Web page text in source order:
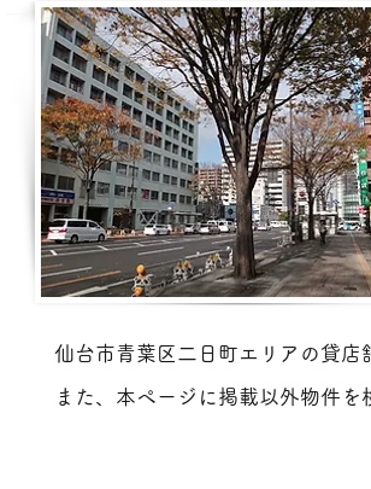
仙台市青葉区二日町エリアの貸店
また、本ページに掲載以外物件